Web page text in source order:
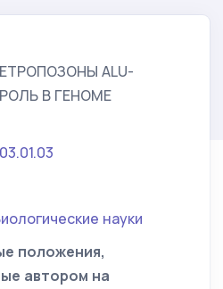
ALU-
В ГЕНОМЕ
03.01.03
науки
положения,
автором на